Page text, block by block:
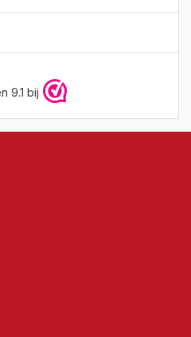
9.1 bij